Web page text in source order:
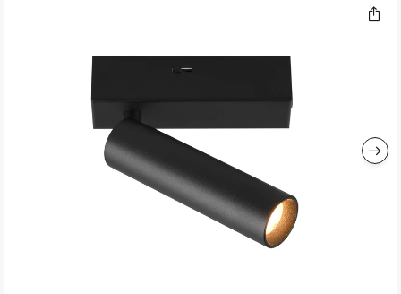
afbeeldingen-